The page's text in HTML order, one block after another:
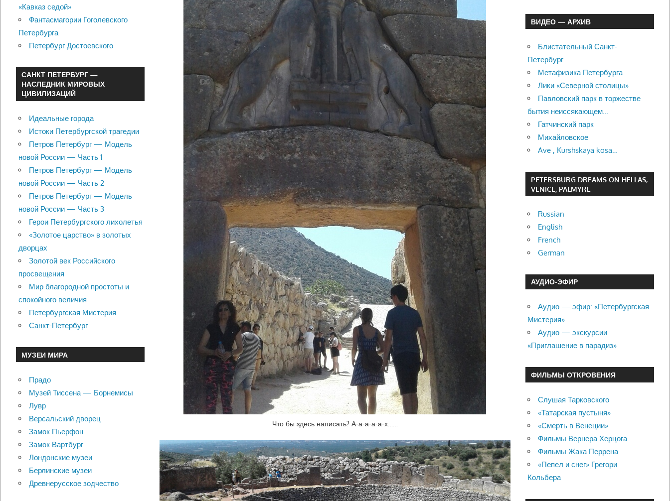
Что бы здесь написать? А-а-а-а-а-х……
«Кавказ седой»
Фантасмагории Гоголевского
Петербурга
Петербург Достоевского
САНКТ ПЕТЕРБУРГ —
НАСЛЕДНИК МИРОВЫХ
ЦИВИЛИЗАЦИЙ
Идеальные города
Истоки Петербургской трагедии
Петров Петербург — Модель
новой России — Часть 1
Петров Петербург — Модель
новой России — Часть 2
Петров Петербург — Модель
новой России — Часть 3
Герои Петербургского лихолетья
«Золотое царство» в золотых
дворцах
Золотой век Российского
просвещения
Мир благородной простоты и
спокойного величия
Петербургская Мистерия
Санкт-Петербург
МУЗЕИ МИРА
Прадо
Музей Тиссена — Борнемисы
Лувр
Версальский дворец
Замок Пьерфон
Замок Вартбург
Лондонские музеи
Берлинские музеи
Древнерусское зодчество
ВИДЕО — АРХИВ
Блистательный Санкт-
Петербург
Метафизика Петербурга
Лики «Северной столицы»
Павловский парк в торжестве
бытия неиссякающем…
Гатчинский парк
Михайловское
Ave , Kurshskaya kosa…
PETERSBURG DREAMS ON HELLAS,
VENICE, PALMYRE
Russian
English
French
German
АУДИО-ЭФИР
Аудио — эфир: «Петербургская
Мистерия»
Аудио — экскурсии
«Приглашение в парадиз»
ФИЛЬМЫ ОТКРОВЕНИЯ
Слушая Тарковского
«Татарская пустыня»
«Смерть в Венеции»
Фильмы Вернера Херцога
Фильмы Жака Перрена
«Пепел и снег» Грегори
Кольбера